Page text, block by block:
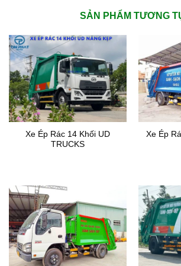
SẢN PHẨM TƯƠNG
Xe Ép Rác 14 Khối UD
TRUCKS
Xe Ép